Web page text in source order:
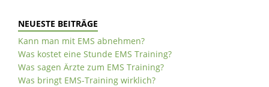
NEUESTE BEITRÄGE
Kann man mit EMS abnehmen?
Was kostet eine Stunde EMS Training?
Was sagen Ärzte zum EMS Training?
Was bringt EMS-Training wirklich?